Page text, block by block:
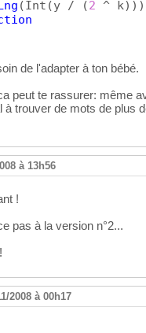
(m - 1 )
j = 0 To mx
j
) = s
genCombinaison2
Long
As
(chaine)
(m - 1)
(Int (y / (2 ^ k) ) )
de l'adapter à ton bébé.
peut te rassurer: même
à trouver de mots de plus
à 13h56
!
pas à la version n°2...
2008 à 00h17